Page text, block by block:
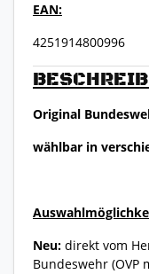
Original
wählbar in
Neu: direkt vom
Bundeswehr (OVP
EAN:
4251914800996